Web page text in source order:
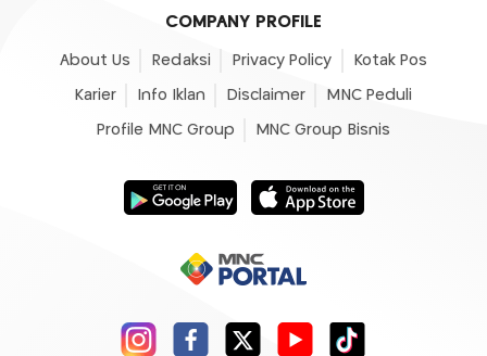
COMPANY PROFILE
About Us Redaksi Privacy Policy Kotak Pos
Karier Info Iklan Disclaimer MNC Peduli
Profile MNC Group MNC Group Bisnis